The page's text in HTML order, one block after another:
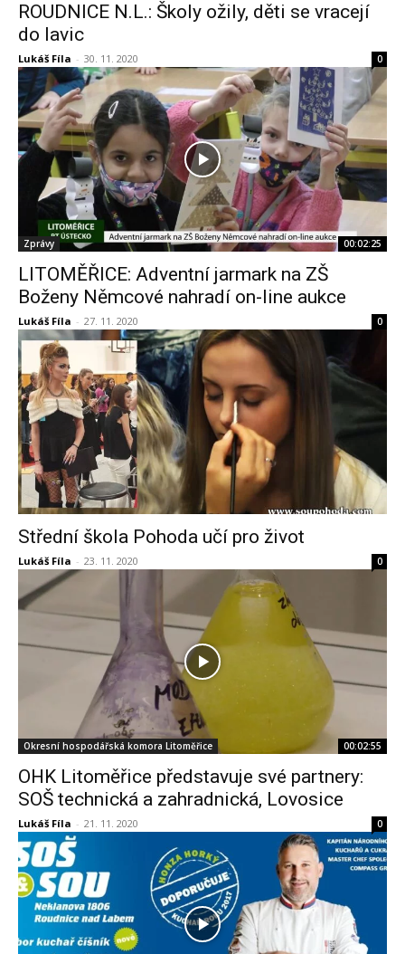
ROUDNICE N.L.: Školy ožily, děti se vracejí
do lavic
Lukáš Fíla - 30. 11. 2020 0
Zprávy 00:02:25
LITOMĚŘICE: Adventní jarmark na ZŠ
Boženy Němcové nahradí on-line aukce
Lukáš Fíla - 27. 11. 2020 0
Střední škola Pohoda učí pro život
Lukáš Fíla - 23. 11. 2020 0
Okresní hospodářská komora Litoměřice 00:02:55
OHK Litoměřice představuje své partnery:
SOŠ technická a zahradnická, Lovosice
Lukáš Fíla - 21. 11. 2020 0